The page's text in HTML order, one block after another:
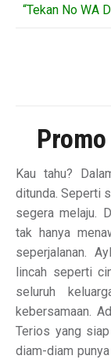
“Tekan No WA
Kau tahu?
ditunda. Seperti
segera melaju.
tak hanya
seperjalanan.
lincah seperti
seluruh
kebersamaan.
Terios yang
diam-diam